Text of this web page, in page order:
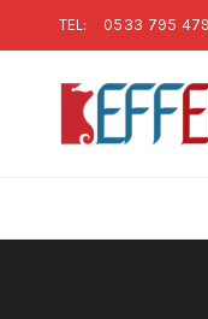
TEL: 0533 795 479